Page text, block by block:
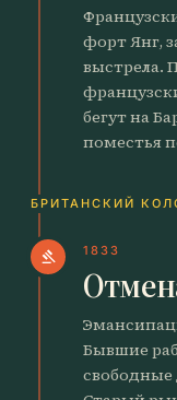
форт Янг,
выстрела.
бегут на
поместья
БРИТАНСКИЙ
gavel 1833
Бывшие
свободные